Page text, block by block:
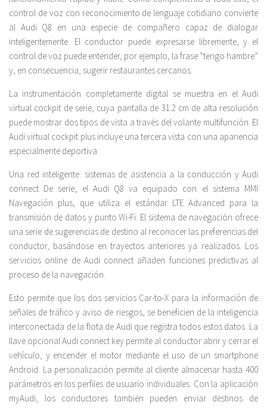
control de voz con reconocimiento de lenguaje cotidiano convierte
al Audi Q8 en una especie de compañero capaz de dialogar
inteligentemente. El conductor puede expresarse libremente, y el
control de voz puede entender, por ejemplo, la frase “tengo hambre”
y, en consecuencia, sugerir restaurantes cercanos.
La instrumentación completamente digital se muestra en el Audi
virtual cockpit de serie, cuya pantalla de 31.2 cm de alta resolución
puede mostrar dos tipos de vista a través del volante multifunción. El
Audi virtual cockpit plus incluye una tercera vista con una apariencia
especialmente deportiva.
Una red inteligente: sistemas de asistencia a la conducción y Audi
connect De serie, el Audi Q8 va equipado con el sistema MMI
Navegación plus, que utiliza el estándar LTE Advanced para la
transmisión de datos y punto Wi-Fi. El sistema de navegación ofrece
una serie de sugerencias de destino al reconocer las preferencias del
conductor, basándose en trayectos anteriores ya realizados. Los
servicios online de Audi connect añaden funciones predictivas al
proceso de la navegación.
Esto permite que los dos servicios Car-to-X para la información de
señales de tráfico y aviso de riesgos, se beneficien de la inteligencia
interconectada de la flota de Audi que registra todos estos datos. La
llave opcional Audi connect key permite al conductor abrir y cerrar el
vehículo, y encender el motor mediante el uso de un smartphone
Android. La personalización permite al cliente almacenar hasta 400
parámetros en los perfiles de usuario individuales. Con la aplicación
myAudi, los conductores también pueden enviar destinos de